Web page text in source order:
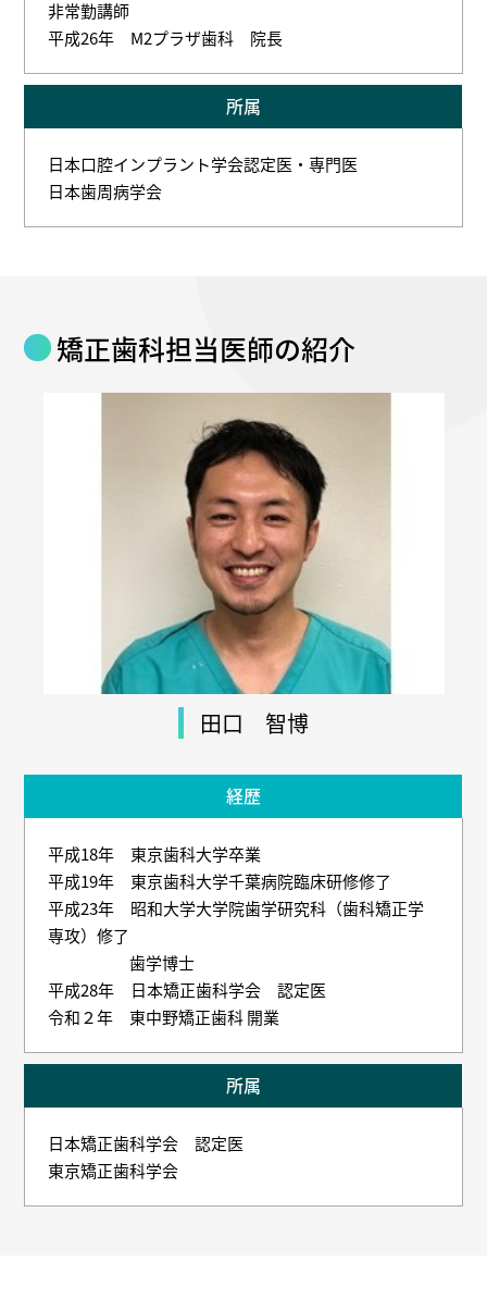
非常勤講師
平成26年 M2プラザ歯科 院長
所属
日本口腔インプラント学会認定医・専門医
日本歯周病学会
矯正歯科担当医師の紹介
田口 智博
経歴
平成18年 東京歯科大学卒業
平成19年 東京歯科大学千葉病院臨床研修修了
平成23年 昭和大学大学院歯学研究科（歯科矯正学
専攻）修了
歯学博士
平成28年 日本矯正歯科学会 認定医
令和２年 東中野矯正歯科 開業
所属
日本矯正歯科学会 認定医
東京矯正歯科学会